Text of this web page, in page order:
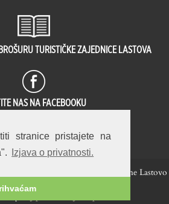
stranice pristajete na
Izjava o privatnosti.
TURISTIČKE ZAJEDNICE LASTOVA
NAS NA FACEBOOKU
— 2026 Turistička zajednica Općine Lastovo